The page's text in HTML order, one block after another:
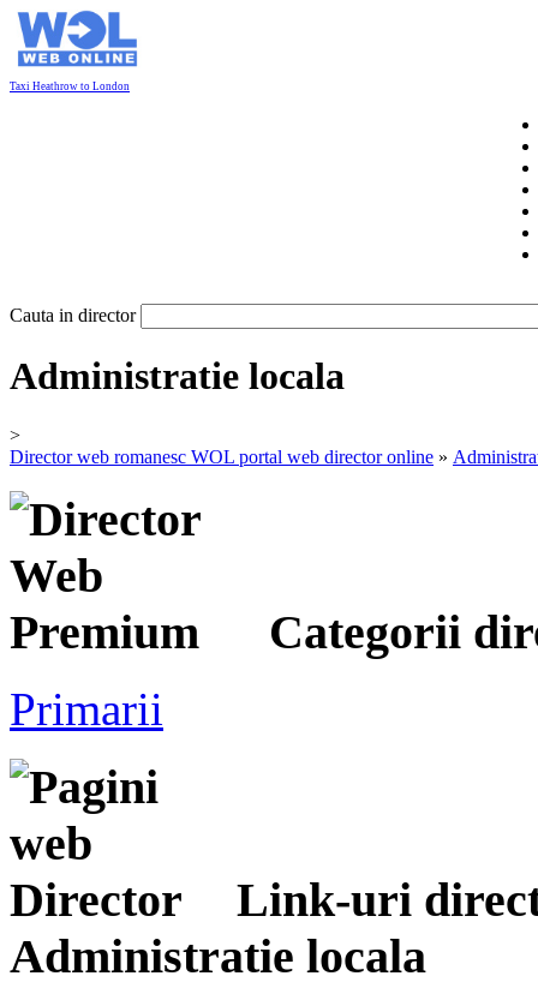
Taxi Heathrow to London
Cauta in director
Administratie locala
>
Director web romanesc WOL portal web director online »
Categorii
Primarii
Link-uri
Administratie locala